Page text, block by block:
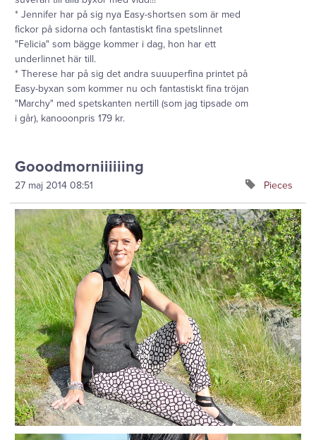
* Jennifer har på sig nya Easy-shortsen som är med
fickor på sidorna och fantastiskt fina spetslinnet
"Felicia" som bägge kommer i dag, hon har ett
underlinnet här till.
* Therese har på sig det andra suuuperfina printet på
Easy-byxan som kommer nu och fantastiskt fina tröjan
"Marchy" med spetskanten nertill (som jag tipsade om
i går), kanooonpris 179 kr.
Gooodmorniiiiiing
27 maj 2014 08:51 Pieces